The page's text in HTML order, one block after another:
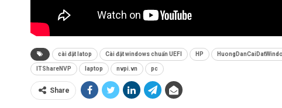
cài đặt latop Cài đặt windows chuẩn UEFI HP
ITShareNVP laptop nvpi.vn pc
Share